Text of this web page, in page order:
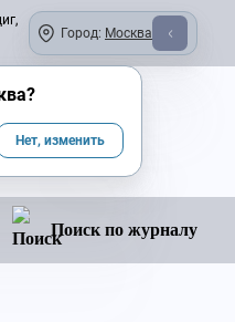
Город: Москва
Поиск по журналу
?
Нет, изменить